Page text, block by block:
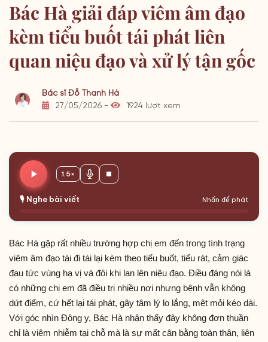
Bác Hà giải đáp viêm âm đạo
kèm tiểu buốt tái phát liên
quan niệu đạo và xử lý tận gốc
Bác sĩ Đỗ Thanh Hà
27/05/2026 -
1924 lượt xem
🎙️ Nghe bài viết Nhấn để phát
1.5×
Bác Hà gặp rất nhiều trường hợp chị em đến trong tình trạng
viêm âm đạo tái đi tái lại kèm theo tiểu buốt, tiểu rát, cảm giác
đau tức vùng hạ vị và đôi khi lan lên niệu đạo. Điều đáng nói là
có những chị em đã điều trị nhiều nơi nhưng bệnh vẫn không
dứt điểm, cứ hết lại tái phát, gây tâm lý lo lắng, mệt mỏi kéo dài.
Với góc nhìn Đông y, Bác Hà nhận thấy đây không đơn thuần
chỉ là viêm nhiễm tại chỗ mà là sự mất cân bằng toàn thân, liên